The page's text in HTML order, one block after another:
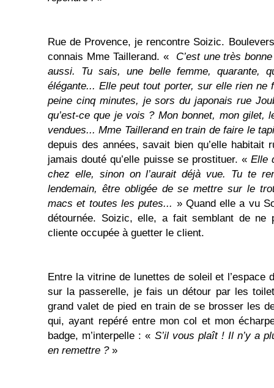
Rue de Provence, je rencontre Soizic.
connais Mme Taillerand. «
C’est une très
aussi. Tu sais, une belle femme, quarante,
élégante... Elle peut tout porter, sur elle rien ne
peine cinq minutes, je sors du japonais rue
qu’est-ce que je vois ? Mon bonnet, mon gilet,
vendues... Mme Taillerand en train de faire le
depuis des années, savait bien qu’elle habitait
jamais douté qu’elle puisse se prostituer. «Elle
chez elle, sinon on l’aurait déjà vue. Tu te
lendemain, être obligée de se mettre sur le
macs et toutes les putes... » Quand elle a vu
détournée. Soizic, elle, a fait semblant de ne
cliente occupée à guetter le client.
Entre la vitrine de lunettes de soleil et l’espace
sur la passerelle, je fais un détour par les
grand valet de pied en train de se brosser les
qui, ayant repéré entre mon col et mon
badge, m’interpelle : « S’il vous plaît ! Il n’y a
en remettre ?»